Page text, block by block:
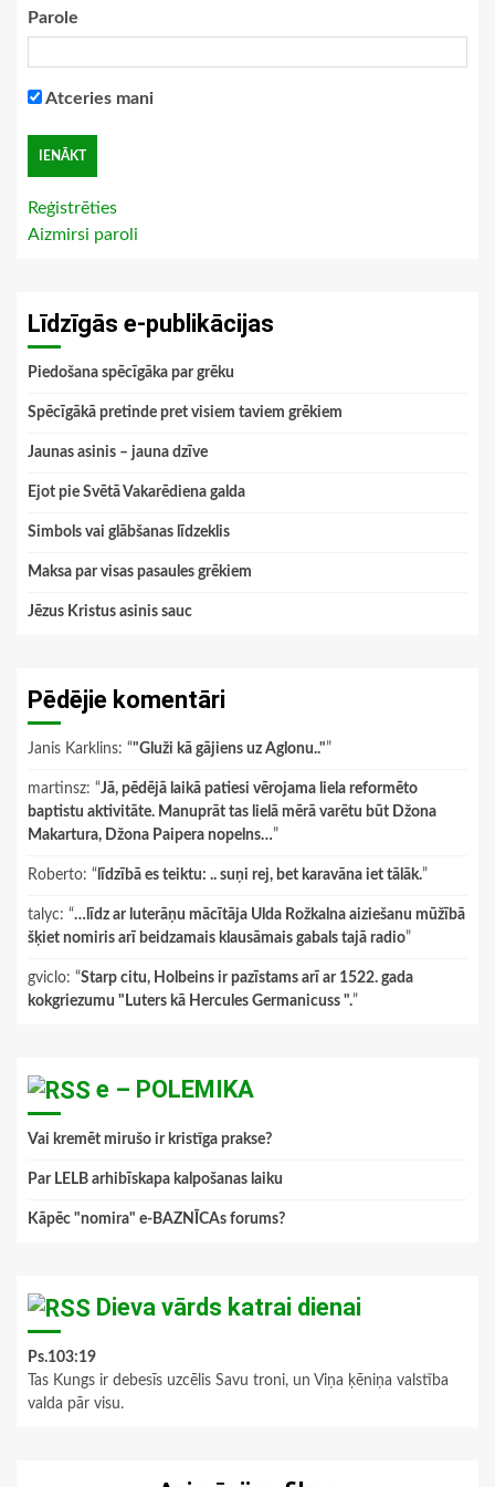
Parole
Atceries mani
Reģistrēties
Aizmirsi paroli
Līdzīgās e-publikācijas
Piedošana spēcīgāka par grēku
Spēcīgākā pretinde pret visiem taviem grēkiem
Jaunas asinis – jauna dzīve
Ejot pie Svētā Vakarēdiena galda
Simbols vai glābšanas līdzeklis
Maksa par visas pasaules grēkiem
Jēzus Kristus asinis sauc
Pēdējie komentāri
Janis Karklins: “"Gluži kā gājiens uz Aglonu.."”
martinsz: “Jā, pēdējā laikā patiesi vērojama liela reformēto
baptistu aktivitāte. Manuprāt tas lielā mērā varētu būt Džona
Makartura, Džona Paipera nopelns…”
Roberto: “ līdzībā es teiktu: .. suņi rej, bet karavāna iet tālāk.”
talyc: “…līdz ar luterāņu mācītāja Ulda Rožkalna aiziešanu mūžībā
šķiet nomiris arī beidzamais klausāmais gabals tajā radio”
gviclo: “Starp citu, Holbeins ir pazīstams arī ar 1522. gada
kokgriezumu "Luters kā Hercules Germanicuss ".”
e – POLEMIKA
Vai kremēt mirušo ir kristīga prakse?
Par LELB arhibīskapa kalpošanas laiku
Kāpēc "nomira" e-BAZNĪCAs forums?
Dieva vārds katrai dienai
Ps.103:19
Tas Kungs ir debesīs uzcēlis Savu troni, un Viņa ķēniņa valstība
valda pār visu.